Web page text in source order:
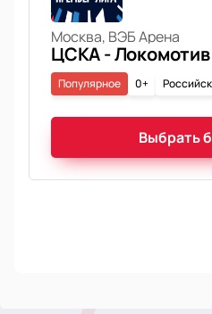
Москва, ВЭБ Арена
ЦСКА - Локомотив
0+
Популярное
Выбрать